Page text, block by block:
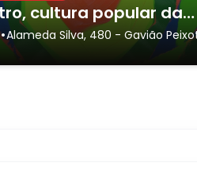
Teatro, cultura popular da cidade de Gavião Peixoto,RAIZ – TEATRO, CULTURA POPULAR
•Alameda Silva, 480 - Gavião